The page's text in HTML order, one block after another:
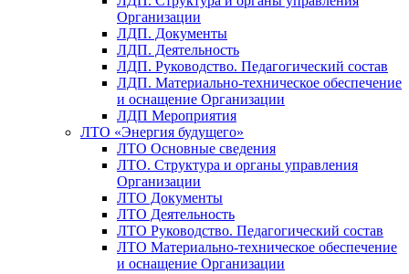
Организации
ЛДП. Документы
ЛДП. Деятельность
ЛДП. Руководство. Педагогический состав
ЛДП. Материально-техническое обеспечение
и оснащение Организации
ЛДП Мероприятия
ЛТО «Энергия будущего»
ЛТО Основные сведения
ЛТО. Структура и органы управления
Организации
ЛТО Документы
ЛТО Деятельность
ЛТО Руководство. Педагогический состав
ЛТО Материально-техническое обеспечение
и оснащение Организации